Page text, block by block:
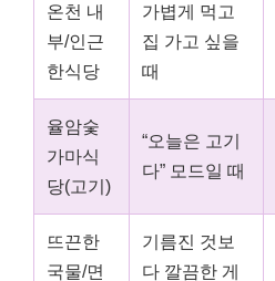
온천 내
부/인근
한식당
가볍게 먹고
집 가고 싶을
때
율암숯
가마식
당(고기)
“오늘은 고기
다” 모드일 때
뜨끈한
국물/면
기름진 것보
다 깔끔한 게